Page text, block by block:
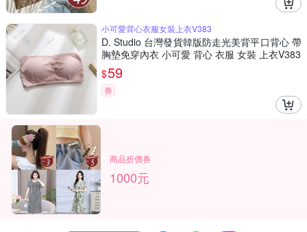
小可愛背心衣服女裝上衣V383
D. Studio 台灣發貨韓版防走光美背平口背心 帶
胸墊免穿內衣 小可愛 背心 衣服 女裝 上衣V383
$59
券
商品折價券
1000元